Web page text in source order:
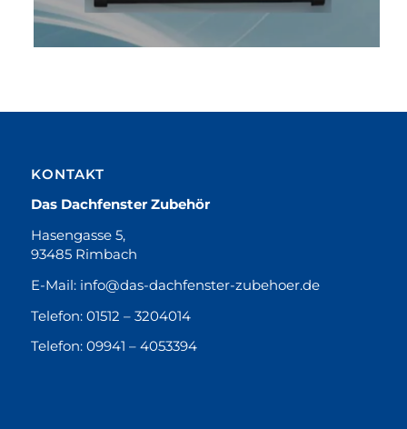
KONTAKT
Das Dachfenster Zubehör
Hasengasse 5,
93485 Rimbach
E-Mail: info@das-dachfenster-zubehoer.de
Telefon: 01512 – 3204014
Telefon: 09941 – 4053394